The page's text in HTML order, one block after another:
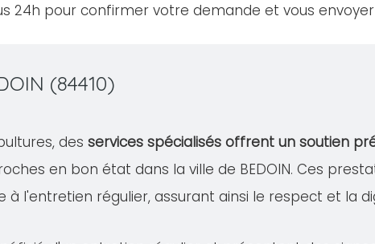
24h pour confirmer votre demande et vous
(84410)
des services spécialisés offrent un soutien
en bon état dans la ville de BEDOIN. Ces
à l'entretien régulier, assurant ainsi le respect et la